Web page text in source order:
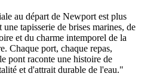
au départ de Newport est plus
tapisserie de brises marines, de
et du charme intemporel de la
Chaque port, chaque repas,
pont raconte une histoire de
et d'attrait durable de l'eau."